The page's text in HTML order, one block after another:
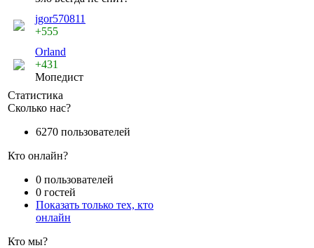
jgor570811
+555
Orland
+431
Мопедист
Статистика
Сколько нас?
6270 пользователей
Кто онлайн?
0 пользователей
0 гостей
Показать только тех, кто
онлайн
Кто мы?